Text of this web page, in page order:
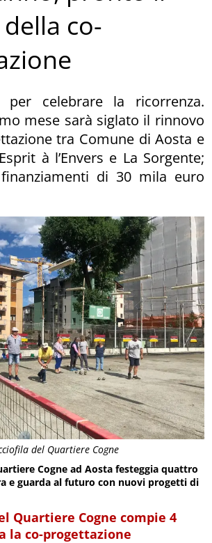
del Quartiere Cogne
co-
per celebrare la ricorrenza.
mese sarà siglato il rinnovo
tra Comune di Aosta e
à l’Envers e La Sorgente;
di 30 mila euro
Cogne ad Aosta festeggia quattro
e guarda al futuro con nuovi progetti di
Quartiere Cogne compie 4
la co-progettazione